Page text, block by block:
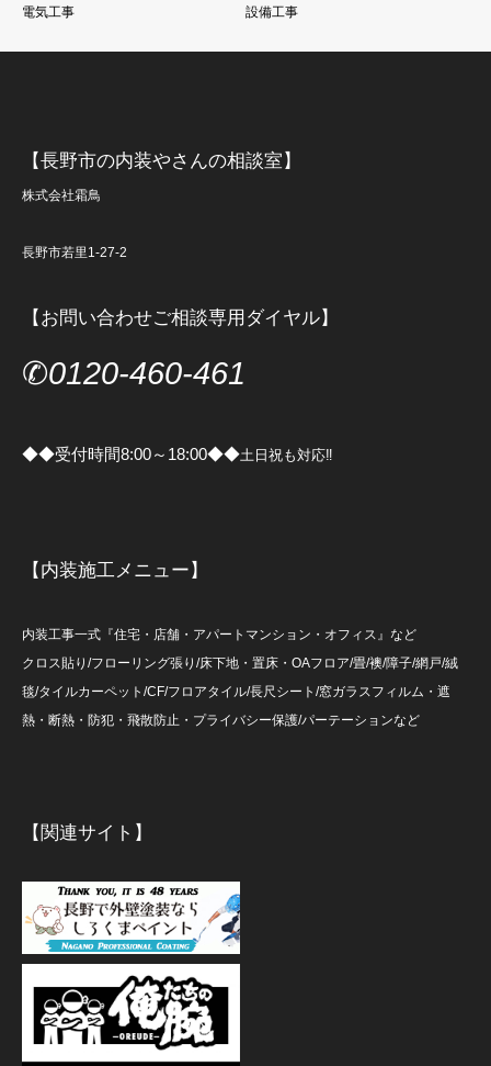
電気工事
設備工事
【長野市の内装やさんの相談室】
株式会社霜鳥
長野市若里1-27-2
【お問い合わせご相談専用ダイヤル】
✆0120-460-461
◆◆受付時間8:00～18:00◆◆土日祝も対応‼
【内装施工メニュー】
内装工事一式『住宅・店舗・アパートマンション・オフィス』など
クロス貼り/フローリング張り/床下地・置床・OAフロア/畳/襖/障子/網戸/絨
毯/タイルカーペット/CF/フロアタイル/長尺シート/窓ガラスフィルム・遮
熱・断熱・防犯・飛散防止・プライバシー保護/パーテーションなど
【関連サイト】